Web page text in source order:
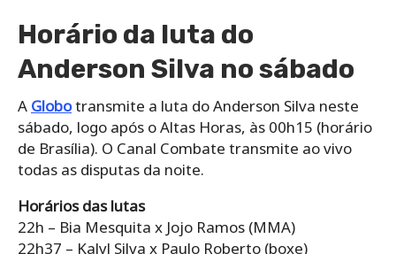
Horário da luta do
Anderson Silva no sábado
A Globotransmite a luta do Anderson Silva neste
sábado, logo após o Altas Horas, às 00h15 (horário
de Brasília). O Canal Combate transmite ao vivo
todas as disputas da noite.
Horários das lutas
22h – Bia Mesquita x Jojo Ramos (MMA)
22h37 – Kalyl Silva x Paulo Roberto (boxe)